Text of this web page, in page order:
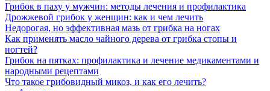
Грибок в паху у мужчин: методы лечения и профилактика
Дрожжевой грибок у женщин: как и чем лечить
Недорогая, но эффективная мазь от грибка на ногах
Как применять масло чайного дерева от грибка стопы и
ногтей?
Грибок на пятках: профилактика и лечение медикаментами и
народными рецептами
Что такое грибовидный микоз, и как его лечить?